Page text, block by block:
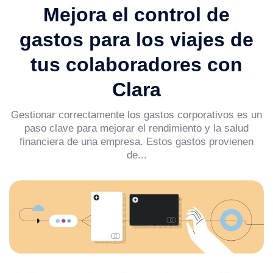
Mejora el control de
gastos para los viajes de
tus colaboradores con
Clara
Gestionar correctamente los gastos corporativos es un
paso clave para mejorar el rendimiento y la salud
financiera de una empresa. Estos gastos provienen
de...